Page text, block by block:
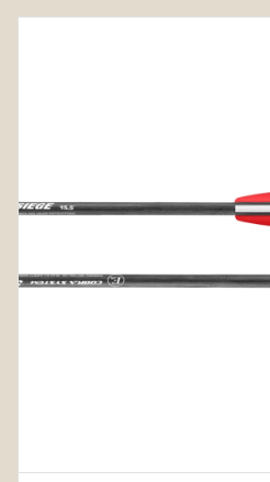
42.00€